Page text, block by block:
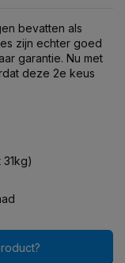
bevatten als
zijn echter goed
garantie. Nu met
deze 2e keus